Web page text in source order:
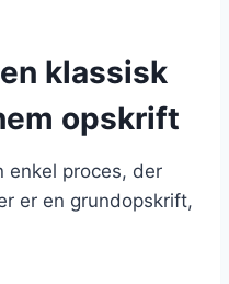
klassisk
opskrift
enkel proces, der
er en grundopskrift,